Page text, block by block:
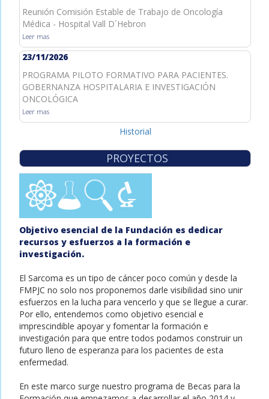
Reunión Comisión Estable de Trabajo de Oncología
Médica - Hospital Vall D´Hebron
Leer mas
23/11/2026
PROGRAMA PILOTO FORMATIVO PARA PACIENTES.
GOBERNANZA HOSPITALARIA E INVESTIGACIÓN
ONCOLÓGICA
Leer mas
Historial
PROYECTOS
Objetivo esencial de la Fundación es dedicar
recursos y esfuerzos a la formación e
investigación.
El Sarcoma es un tipo de cáncer poco común y desde la
FMPJC no solo nos proponemos darle visibilidad sino unir
esfuerzos en la lucha para vencerlo y que se llegue a curar.
Por ello, entendemos como objetivo esencial e
imprescindible apoyar y fomentar la formación e
investigación para que entre todos podamos construir un
futuro lleno de esperanza para los pacientes de esta
enfermedad.
En este marco surge nuestro programa de Becas para la